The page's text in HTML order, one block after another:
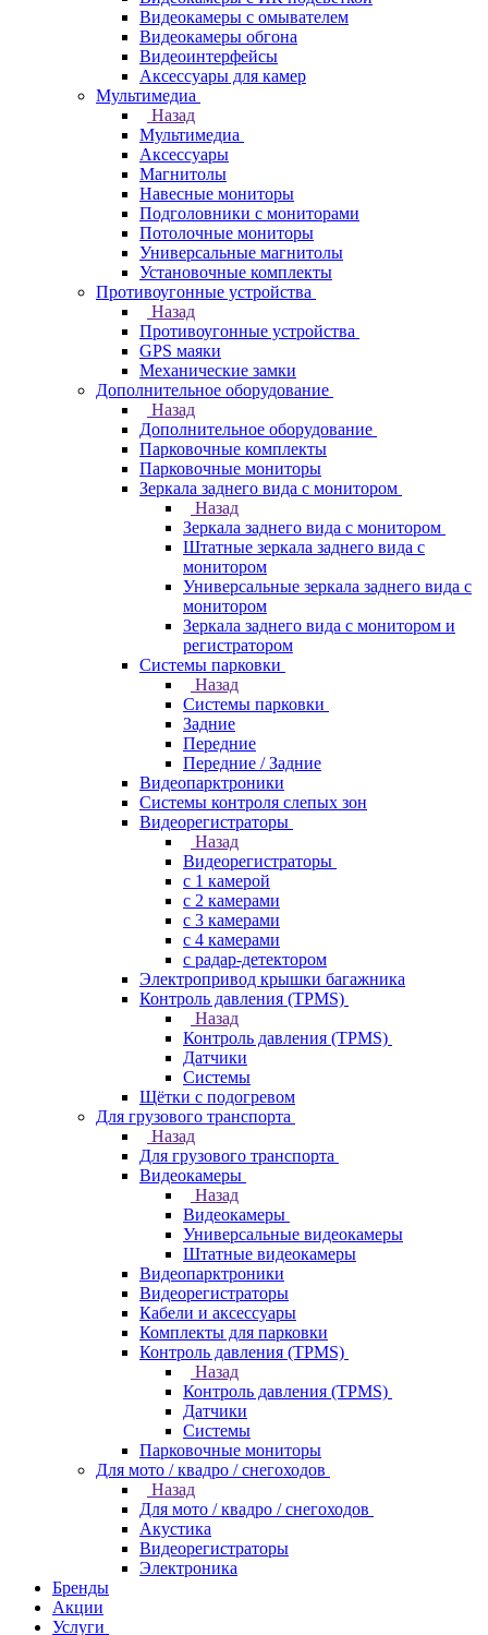
Видеокамеры с омывателем
Видеокамеры обгона
Видеоинтерфейсы
Аксессуары для камер
Мультимедиа
Назад
Мультимедиа
Аксессуары
Магнитолы
Навесные мониторы
Подголовники с мониторами
Потолочные мониторы
Универсальные магнитолы
Установочные комплекты
Противоугонные устройства
Назад
Противоугонные устройства
GPS маяки
Механические замки
Дополнительное оборудование
Назад
Дополнительное оборудование
Парковочные комплекты
Парковочные мониторы
Зеркала заднего вида с монитором
Назад
Зеркала заднего вида с монитором
Штатные зеркала заднего вида с
монитором
Универсальные зеркала заднего вида с
монитором
Зеркала заднего вида с монитором и
регистратором
Системы парковки
Назад
Системы парковки
Задние
Передние
Передние / Задние
Видеопарктроники
Системы контроля слепых зон
Видеорегистраторы
Назад
Видеорегистраторы
с 1 камерой
с 2 камерами
с 3 камерами
с 4 камерами
с радар-детектором
Электропривод крышки багажника
Контроль давления (TPMS)
Назад
Контроль давления (TPMS)
Датчики
Системы
Щётки с подогревом
Для грузового транспорта
Назад
Для грузового транспорта
Видеокамеры
Назад
Видеокамеры
Универсальные видеокамеры
Штатные видеокамеры
Видеопарктроники
Видеорегистраторы
Кабели и аксессуары
Комплекты для парковки
Контроль давления (TPMS)
Назад
Контроль давления (TPMS)
Датчики
Системы
Парковочные мониторы
Для мото / квадро / снегоходов
Назад
Для мото / квадро / снегоходов
Акустика
Видеорегистраторы
Электроника
Бренды
Акции
Услуги